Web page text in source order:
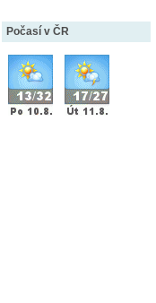
Počasí v ČR